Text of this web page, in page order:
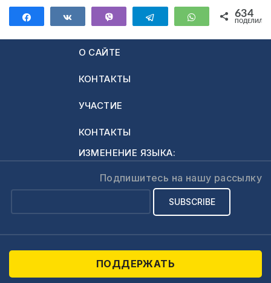
хорошо знать, что
делать и как
действовать в
таких ситуациях,
подаваться этому
ПоделитьсяПоделиться Telegram WhatsApp
634
О САЙТЕ
КОНТАКТЫ
УЧАСТИЕ
КОНТАКТЫ
ИЗМЕНЕНИЕ ЯЗЫКА:
Подпишитесь на нашу рассылку
ПОДДЕРЖАТЬ